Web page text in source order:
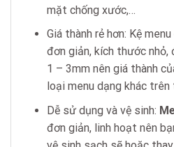
mặt chống xước,…
Giá thành rẻ hơn: Kệ
đơn giản, kích thước
1 – 3mm nên giá thành
loại menu dạng khác
Dễ sử dụng và vệ sinh:
đơn giản, linh hoạt nên